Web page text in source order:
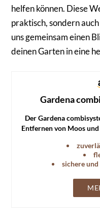
helfen können. Diese
praktisch, sondern
uns gemeinsam einen
deinen Garten in eine
Gardena
Der Gardena
Entfernen von Moos
rostfreies
sichere